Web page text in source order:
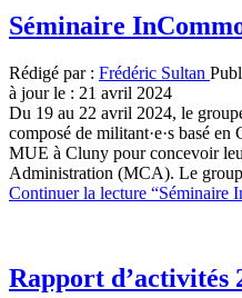
Séminaire
Rédigé par : Frédéric Sultan
à jour le : 21 avril 2024
Du 19 au 22 avril 2024, le
composé de militant·e·s basé en
MUE à Cluny pour concevoir
Administration (MCA). Le
Continuer la lecture “Séminaire
Rapport d’activités